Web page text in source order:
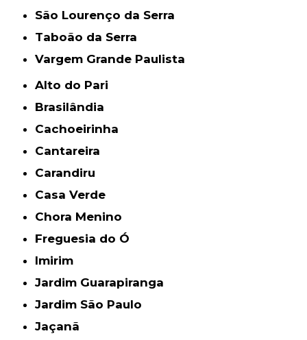
São Lourenço da Serra
Taboão da Serra
Vargem Grande Paulista
Alto do Pari
Brasilândia
Cachoeirinha
Cantareira
Carandiru
Casa Verde
Chora Menino
Freguesia do Ó
Imirim
Jardim Guarapiranga
Jardim São Paulo
Jaçanã